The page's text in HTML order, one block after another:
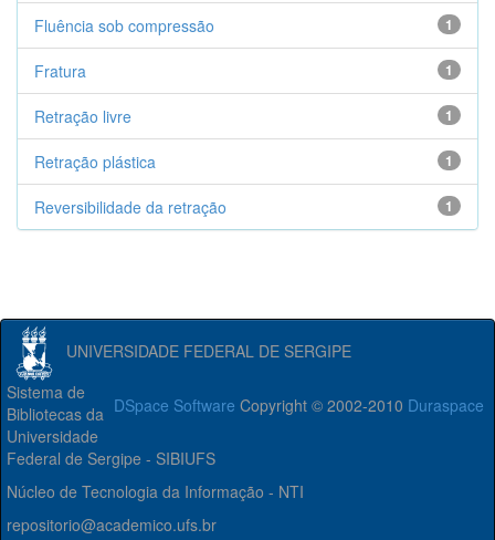
1
Fluência sob compressão
1
Fratura
1
Retração livre
1
Retração plástica
1
Reversibilidade da retração
UNIVERSIDADE FEDERAL DE SERGIPE
DSpace Software Copyright © 2002-2010 Duraspace
Sistema de
Bibliotecas da
Universidade
Federal de Sergipe - SIBIUFS
Núcleo de Tecnologia da Informação - NTI
repositorio@academico.ufs.br